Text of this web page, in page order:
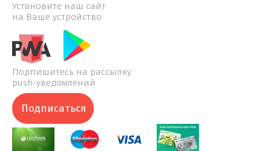
Установите наш сайт
на Ваше устройство
Подпишитесь на рассылку
push-уведомлений
Подписаться